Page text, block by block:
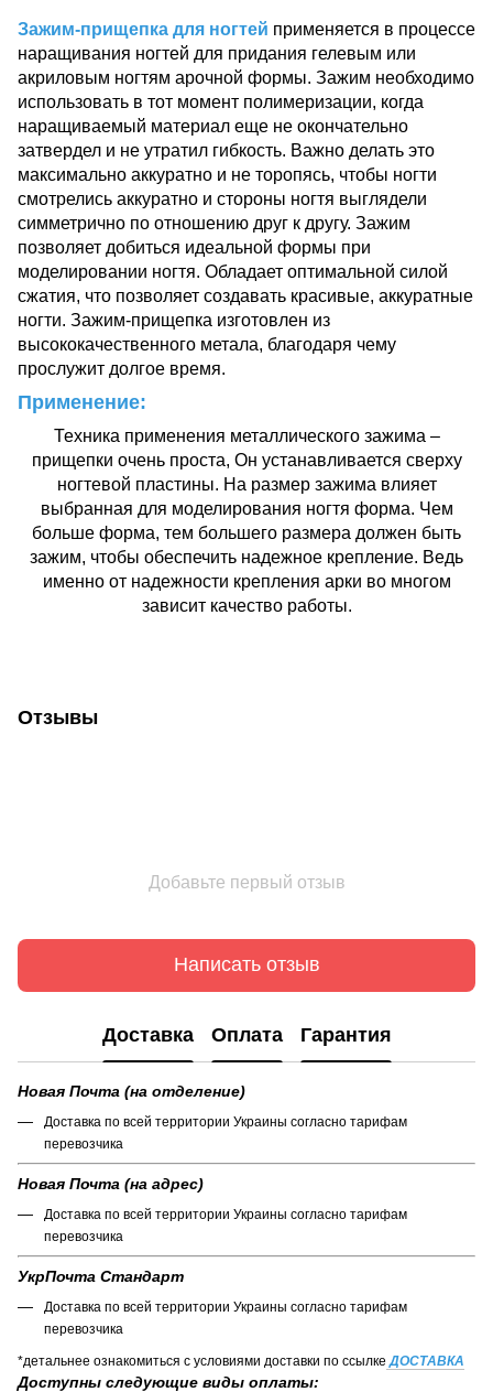
Зажим-прищепка для ногтей применяется в процессе
наращивания ногтей для придания гелевым или
акриловым ногтям арочной формы. Зажим необходимо
использовать в тот момент полимеризации, когда
наращиваемый материал еще не окончательно
затвердел и не утратил гибкость. Важно делать это
максимально аккуратно и не торопясь, чтобы ногти
смотрелись аккуратно и стороны ногтя выглядели
симметрично по отношению друг к другу. Зажим
позволяет добиться идеальной формы при
моделировании ногтя. Обладает оптимальной силой
сжатия, что позволяет создавать красивые, аккуратные
ногти. Зажим-прищепка изготовлен из
высококачественного метала, благодаря чему
прослужит долгое время.
Применение:
Техника применения металлического зажима –
прищепки очень проста, Он устанавливается сверху
ногтевой пластины. На размер зажима влияет
выбранная для моделирования ногтя форма. Чем
больше форма, тем большего размера должен быть
зажим, чтобы обеспечить надежное крепление. Ведь
именно от надежности крепления арки во многом
зависит качество работы.
Отзывы
Добавьте первый отзыв
Написать отзыв
Доставка Оплата Гарантия
Новая Почта (на отделение)
Доставка по всей территории Украины согласно тарифам
перевозчика
Новая Почта (на адрес)
Доставка по всей территории Украины согласно тарифам
перевозчика
УкрПочта Стандарт
Доставка по всей территории Украины согласно тарифам
перевозчика
*детальнее ознакомиться с условиями доставки по ссылке ДОСТАВКА
Доступны следующие виды оплаты: